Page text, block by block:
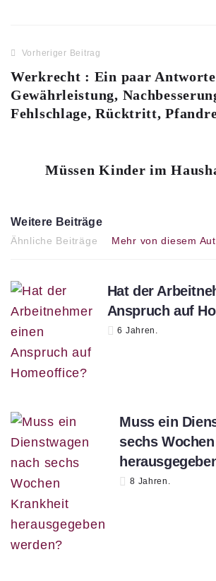
Vorheriger Beitrag
Werkrecht : Ein paar
Gewährleistung,
Fehlschlage, Rücktritt,
Müssen Kinder im
Weitere Beiträge
Ähnliche Beiträge Mehr von diesem
Hat der
Anspruch auf
6 Jahren.
Muss ein
sechs
8 Jahren.